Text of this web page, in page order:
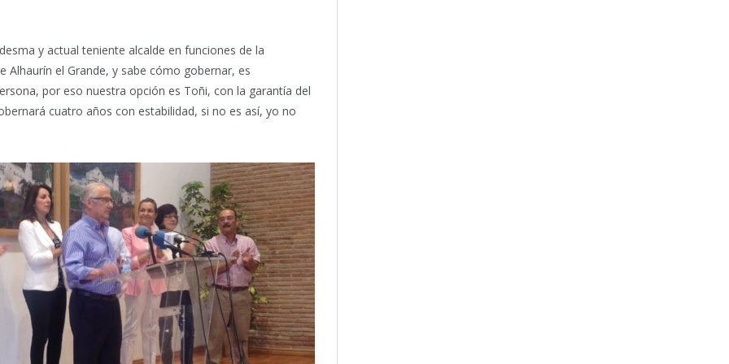
y actual teniente alcalde en funciones de la
Alhaurín el Grande, y sabe cómo gobernar, es
por eso nuestra opción es Toñi, con la garantía del
cuatro años con estabilidad, si no es así, yo no